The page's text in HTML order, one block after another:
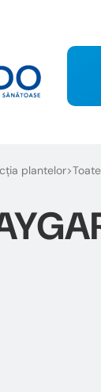
plantelor